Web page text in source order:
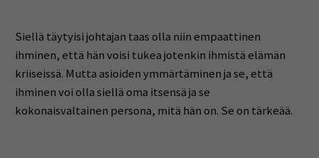
Siellä täytyisi johtajan taas olla niin empaattinen
ihminen, että hän voisi tukea jotenkin ihmistä elämän
kriiseissä. Mutta asioiden ymmärtäminen ja se, että
ihminen voi olla siellä oma itsensä ja se
kokonaisvaltainen persona, mitä hän on. Se on tärkeää.